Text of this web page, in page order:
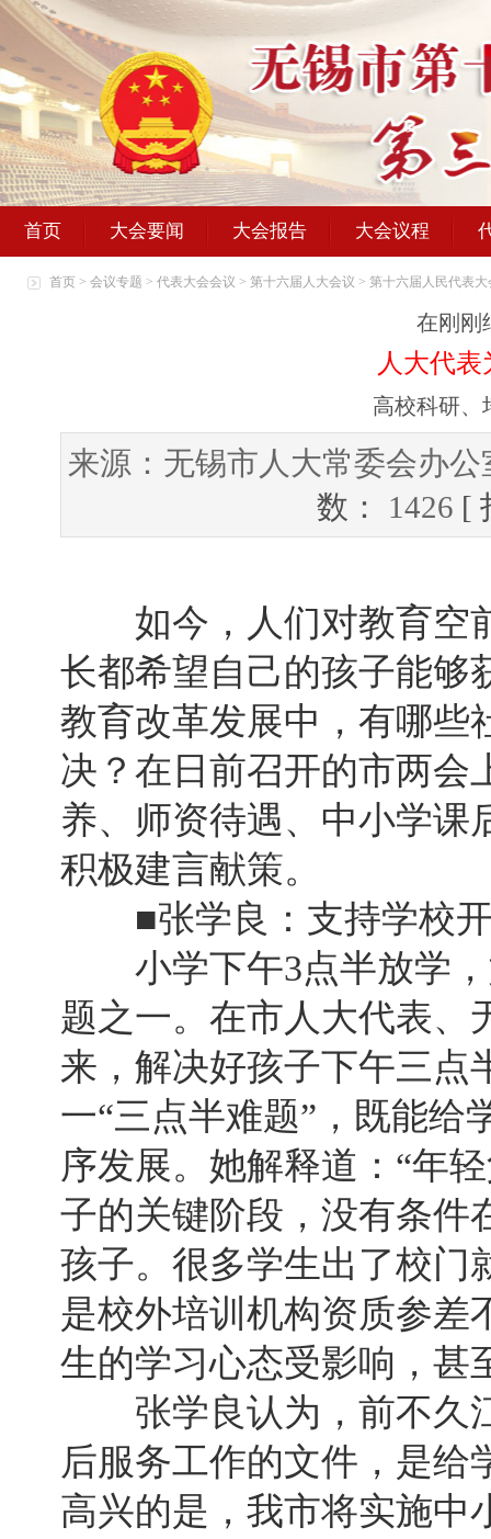
首页 大会要闻 大会报告 大会议程
首页 > 会议专题 > 代表大会会议 > 第十六届人大会议 > 第十六届人民代表
在刚刚
人大代
高校科研
来源：无锡市人大常委会办
数： 1426 [
如今，人们对教育空
长都希望自己的孩子能够
教育改革发展中，有哪些
决？在日前召开的市两会
养、师资待遇、中小学课
积极建言献策。
■张学良：支持学校开
小学下午3点半放学，
题之一。在市人大代表、
来，解决好孩子下午三点
一“三点半难题”，既能给
序发展。她解释道：“年
子的关键阶段，没有条件
孩子。很多学生出了校门
是校外培训机构资质参差
生的学习心态受影响，甚
张学良认为，前不久
后服务工作的文件，是给
高兴的是，我市将实施中